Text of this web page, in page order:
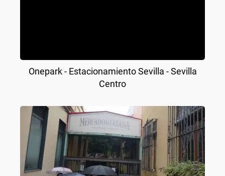
Onepark - Estacionamiento Sevilla - Sevilla
Centro